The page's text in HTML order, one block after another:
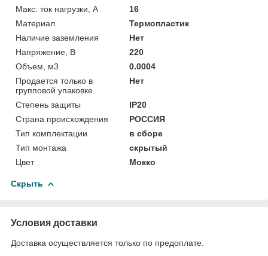
Макс. ток нагрузки, А
16
Материал
Термопластик
Наличие заземления
Нет
Напряжение, В
220
Объем, м3
0.0004
Продается только в
групповой упаковке
Нет
Степень защиты
IP20
Страна происхождения
РОССИЯ
Тип комплектации
в сборе
Тип монтажа
скрытый
Цвет
Мокко
Скрыть
Условия доставки
Доставка осуществляется только по предоплате.